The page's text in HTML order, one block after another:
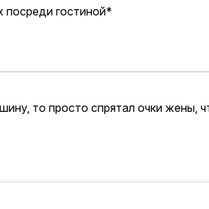
посреди гостиной*
то просто спрятал очки жены,